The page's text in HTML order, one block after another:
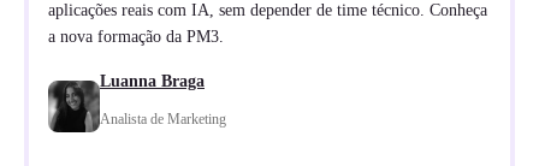
aplicações reais com IA, sem depender de time técnico. Conheça
a nova formação da PM3.
Luanna Braga
Analista de Marketing